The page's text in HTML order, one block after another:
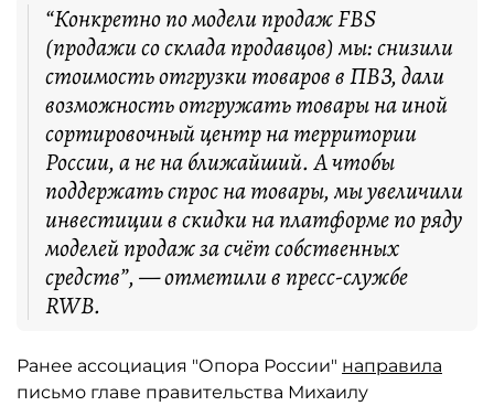
“Конкретно по модели продаж FBS
(продажи со склада продавцов) мы: снизили
стоимость отгрузки товаров в ПВЗ, дали
возможность отгружать товары на иной
сортировочный центр на территории
России, а не на ближайший. А чтобы
поддержать спрос на товары, мы увеличили
инвестиции в скидки на платформе по ряду
моделей продаж за счёт собственных
средств”, — отметили в пресс-службе
RWB.
Ранее ассоциация "Опора России" направила
письмо главе правительства Михаилу